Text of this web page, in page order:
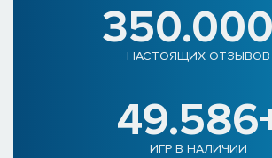
НАСТОЯЩИХ ОТЗЫВОВ
ИГР В НАЛИЧИИ